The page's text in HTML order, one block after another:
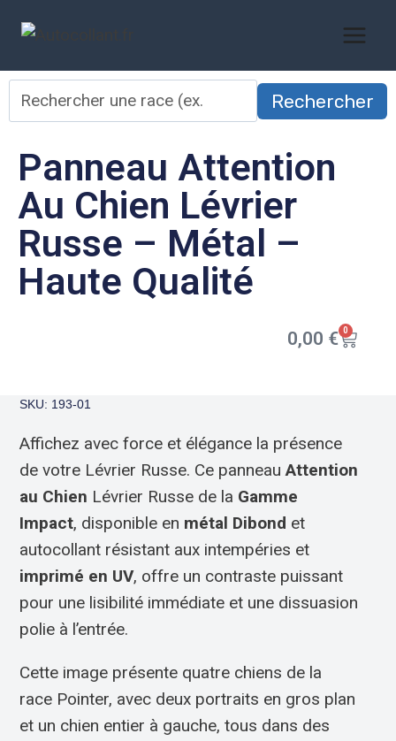
Rechercher
Panneau Attention
Au Chien Lévrier
Russe – Métal –
Haute Qualité
0,00 € 0
SKU: 193-01
Affichez avec force et élégance la présence
de votre Lévrier Russe. Ce panneauAttention
au Chien Lévrier Russe de la Gamme
Impact, disponible en métal Dibond et
autocollant résistant aux intempéries et
imprimé en UV, offre un contraste puissant
pour une lisibilité immédiate et une dissuasion
polie à l’entrée.
Cette image présente quatre chiens de la
race Pointer, avec deux portraits en gros plan
et un chien entier à gauche, tous dans des